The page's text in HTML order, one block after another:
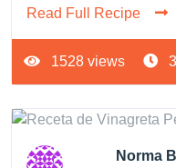
Read Full Recipe
1528 views
Norma